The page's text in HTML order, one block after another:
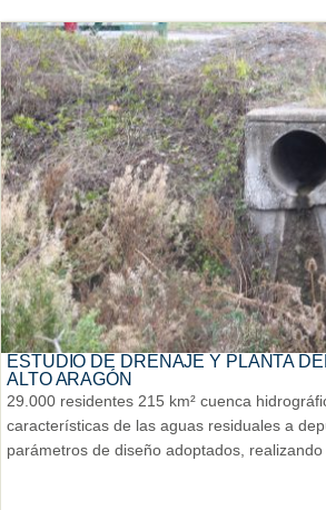
ESTUDIO DE DRENAJE Y PLANTA
ALTO ARAGÓN
29.000 residentes 215 km² cuenca
características de las aguas residuales a
parámetros de diseño adoptados, realizando